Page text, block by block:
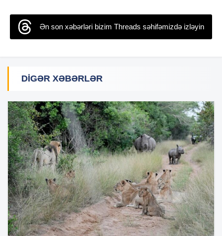
Ən son xəbərləri bizim Threads səhifəmizdə izləyin
DIGƏR XƏBƏRLƏR